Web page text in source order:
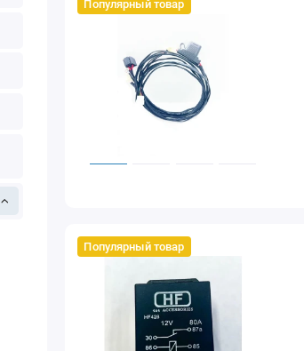
Популярный товар
Популярный товар